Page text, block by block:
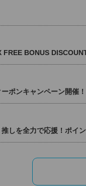
ポンキャンペーン開催！